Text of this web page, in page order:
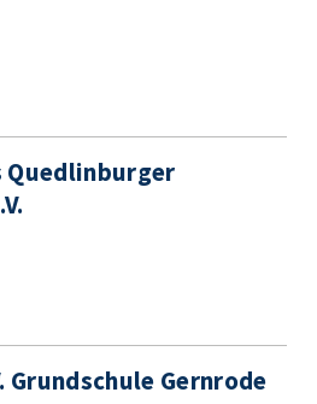
Quedlinburger
Grundschule Gernrode